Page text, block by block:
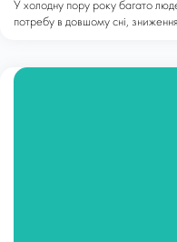
У холодну пору року багато
потребу в довшому сні,